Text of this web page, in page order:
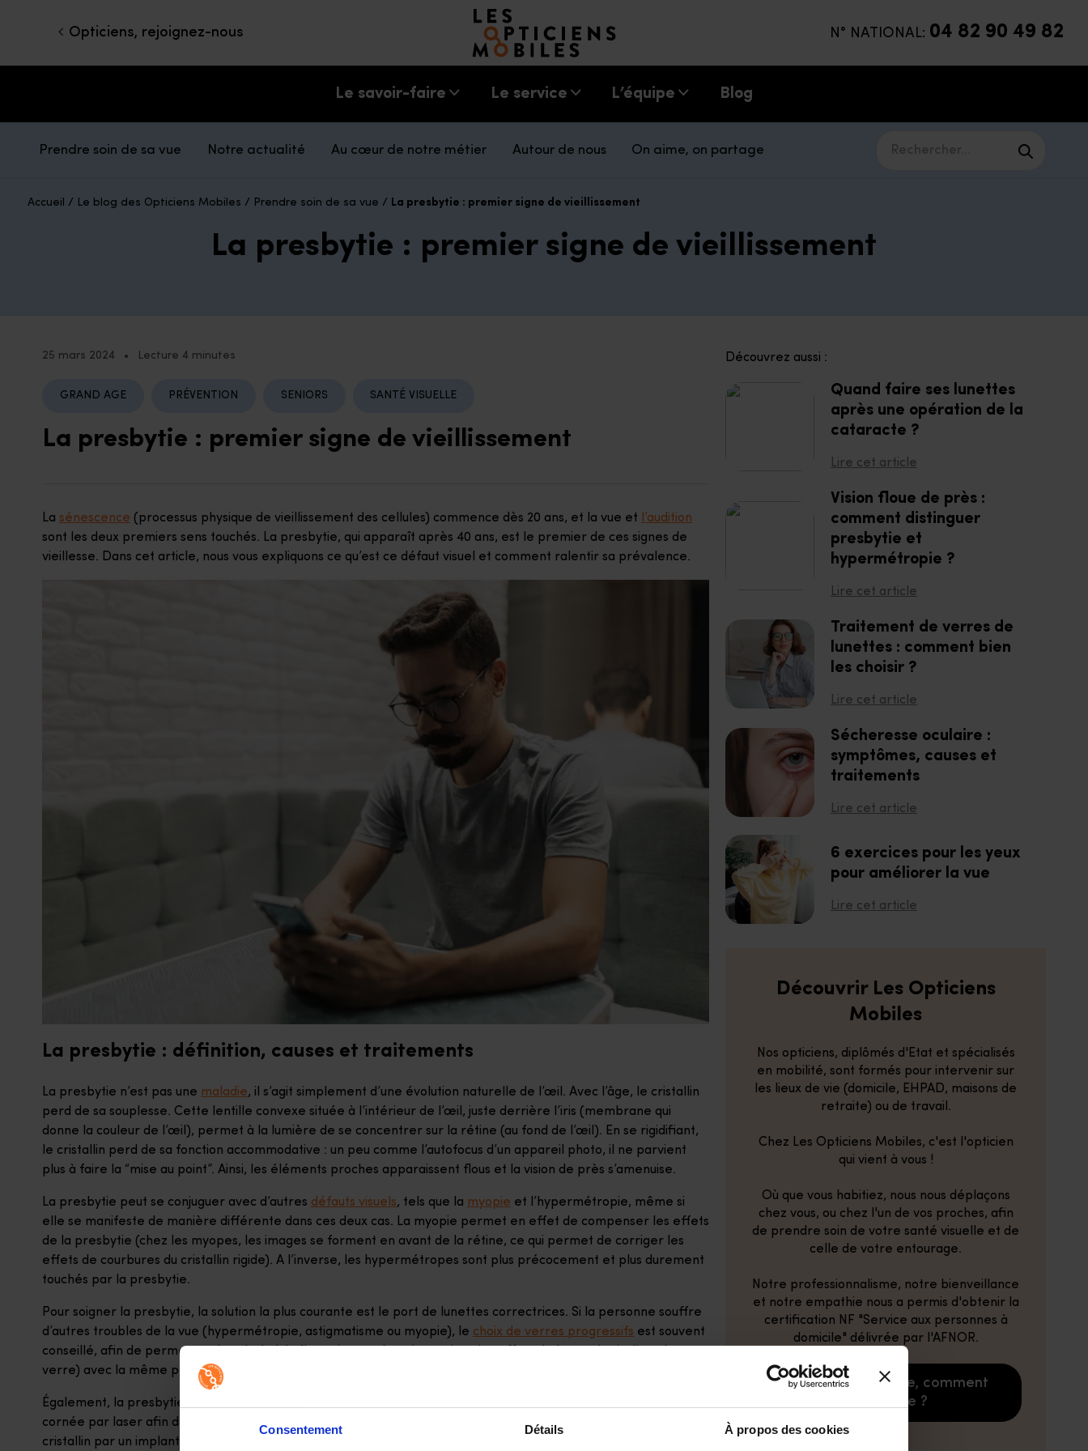
Consentement Détails À propos des cookies
Accéder à notre page d'accueil
N° NATIONAL: 04 82 90 49 82
Le savoir-faire Le service L’équipe Blog
Opticiens, rejoignez-nous
Prendre soin de sa vue Notre actualité Au cœur de notre métier Autour de nous On aime, on partage
Accueil / Le blog des Opticiens Mobiles / Prendre soin de sa vue / La presbytie : premier signe de vieillissement
La presbytie : premier signe de vieillissement
25 mars 2024 • Lecture 4 minutes
GRAND AGE PRÉVENTION SENIORS SANTÉ VISUELLE
La presbytie : premier signe de vieillissement
La sénescence (processus physique de vieillissement des cellules) commence dès 20 ans, et la vue et
l’audition
sont les deux premiers sens touchés. La presbytie, qui apparaît après 40 ans, est le premier de ces signes de
vieillesse. Dans cet article, nous vous expliquons ce qu’est ce défaut visuel et comment ralentir sa prévalence.
La presbytie : définition, causes et traitements
La presbytie n’est pas une maladie, il s’agit simplement d’une évolution naturelle de l’œil. Avec l’âge, le cristallin
perd de sa souplesse. Cette lentille convexe située à l’intérieur de l’œil, juste derrière l’iris (membrane qui
donne la couleur de l’œil), permet à la lumière de se concentrer sur la rétine (au fond de l’œil). En se rigidifiant,
le cristallin perd de sa fonction accommodative : un peu comme l’autofocus d’un appareil photo, il ne parvient
plus à faire la “mise au point”. Ainsi, les éléments proches apparaissent flous et la vision de près s’amenuise.
La presbytie peut se conjuguer avec d’autres défauts visuels, tels que la myopie et l’hypermétropie, même si
elle se manifeste de manière différente dans ces deux cas. La myopie permet en effet de compenser les effets
de la presbytie (chez les myopes, les images se forment en avant de la rétine, ce qui permet de corriger les
effets de courbures du cristallin rigide). A l’inverse, les hypermétropes sont plus précocement et plus durement
touchés par la presbytie.
Pour soigner la presbytie, la solution la plus courante est le port de lunettes correctrices. Si la personne souffre
d’autres troubles de la vue (hypermétropie, astigmatisme ou myopie), le choix de verres progressifs est souvent
conseillé, afin de permettre de voir de loin (haut du verre) et de corriger les effets de la presbytie (bas du
verre) avec la même paire de lunettes.
Également, la presbytie peut être corrigée par la chirurgie réfractive : chirurgie laser (remodelage de la
cornée par laser afin de compenser la rigidification du cristallin) ou chirurgie du cristallin (remplacement du
cristallin par un implant multifocal).
Découvrez aussi :
Quand faire ses lunettes
après une opération de la
cataracte ?
Lire cet article
Vision floue de près :
comment distinguer
presbytie et
hypermétropie ?
Lire cet article
Traitement de verres de
lunettes : comment bien
les choisir ?
Lire cet article
Sécheresse oculaire :
symptômes, causes et
traitements
Lire cet article
6 exercices pour les yeux
pour améliorer la vue
Lire cet article
Découvrir Les Opticiens
Mobiles
Nos opticiens, diplômés d'Etat et spécialisés
en mobilité, sont formés pour intervenir sur
les lieux de vie (domicile, EHPAD, maisons de
retraite) ou de travail.
Chez Les Opticiens Mobiles, c'est l'opticien
qui vient à vous !
Où que vous habitiez, nous nous déplaçons
chez vous, ou chez l'un de vos proches, afin
de prendre soin de votre santé visuelle et de
celle de votre entourage.
Notre professionnalisme, notre bienveillance
et notre empathie nous a permis d'obtenir la
certification NF "Service aux personnes à
domicile" délivrée par l'AFNOR.
Opticien à domicile, comment
ça marche ?